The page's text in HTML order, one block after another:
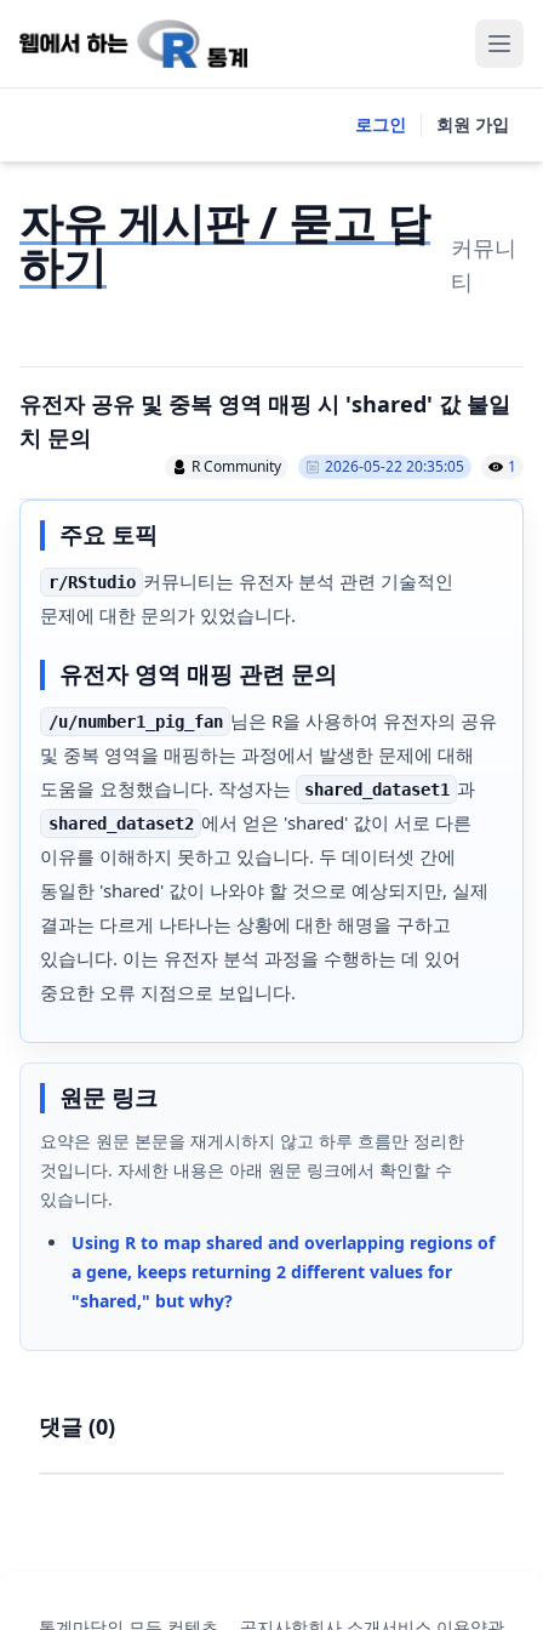
로그인 회원 가입
자유 게시판 / 묻고 답
하기
커뮤니
티
유전자 공유 및 중복 영역 매핑 시 'shared' 값 불일
치 문의
R Community 2026-05-22 20:35:05 1
주요 토픽
r/RStudio 커뮤니티는 유전자 분석 관련 기술적인
문제에 대한 문의가 있었습니다.
유전자 영역 매핑 관련 문의
/u/number1_pig_fan 님은 R을 사용하여 유전자의 공유
및 중복 영역을 매핑하는 과정에서 발생한 문제에 대해
도움을 요청했습니다. 작성자는
shared_dataset1 과
shared_dataset2 에서 얻은 'shared' 값이 서로 다른
이유를 이해하지 못하고 있습니다. 두 데이터셋 간에
동일한 'shared' 값이 나와야 할 것으로 예상되지만, 실제
결과는 다르게 나타나는 상황에 대한 해명을 구하고
있습니다. 이는 유전자 분석 과정을 수행하는 데 있어
중요한 오류 지점으로 보입니다.
원문 링크
요약은 원문 본문을 재게시하지 않고 하루 흐름만 정리한
것입니다. 자세한 내용은 아래 원문 링크에서 확인할 수
있습니다.
Using R to map shared and overlapping regions of
a gene, keeps returning 2 different values for
"shared," but why?
댓글 (0)